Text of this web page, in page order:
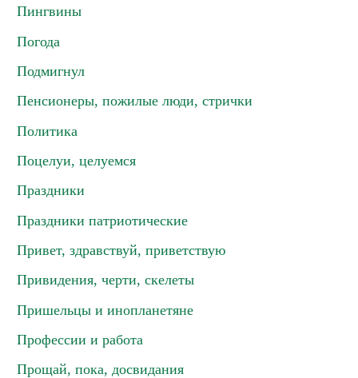
Пингвины
Погода
Подмигнул
Пенсионеры, пожилые люди, стрички
Политика
Поцелуи, целуемся
Праздники
Праздники патриотические
Привет, здравствуй, приветствую
Привидения, черти, скелеты
Пришельцы и инопланетяне
Профессии и работа
Прощай, пока, досвидания